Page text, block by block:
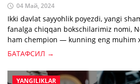
04 Май, 2024
Ikki davlat sayyohlik poyezdi, yangi
fanalga chiqqan bokschilarimiz nomi,
ham chempion — kunning eng
БАТАФСИЛ →
YANGILIKLAR